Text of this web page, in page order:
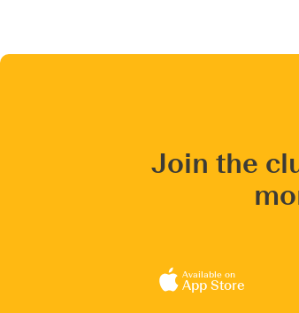
Join the
Available on
App Store